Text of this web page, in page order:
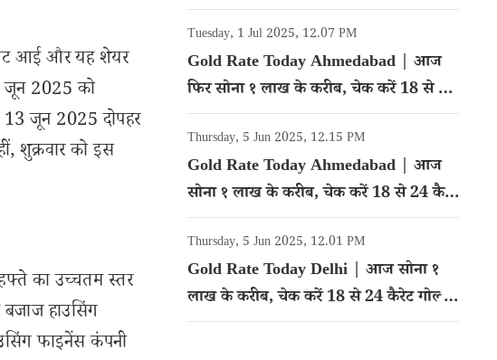
आई और यह शेयर
जून 2025 को
जून 2025 दोपहर
शुक्रवार को इस
का उच्चतम स्तर
हाउसिंग
फाइनेंस कंपनी
गोल्ड का रेट
Tuesday, 1 Jul 2025, 12.07 PM
Gold Rate Today Ahmedabad | आज
फिर सोना १ लाख के करीब, चेक करें 18 से 24
कैरेट गोल्ड का रेट
Thursday, 5 Jun 2025, 12.15 PM
Gold Rate Today Ahmedabad | आज
सोना १ लाख के करीब, चेक करें 18 से 24 कैरेट
गोल्ड का रेट
Thursday, 5 Jun 2025, 12.01 PM
Gold Rate Today Delhi | आज सोना १
लाख के करीब, चेक करें 18 से 24 कैरेट गोल्ड
का रेट